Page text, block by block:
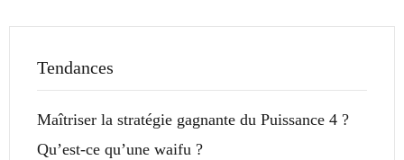
Tendances
Maîtriser la stratégie gagnante du Puissance 4 ?
Qu’est-ce qu’une waifu ?